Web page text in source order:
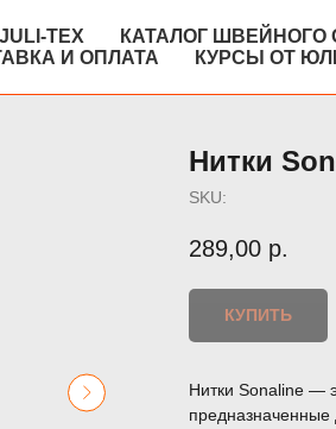
TEX
КАТАЛОГ ШВЕЙНОГО
И ОПЛАТА КУРСЫ ОТ
Нитки
SKU:
289,00 р.
КУПИТЬ
Нитки Sonaline —
предназначенные